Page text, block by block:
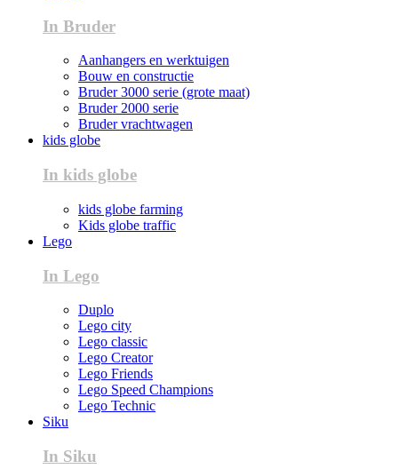
In Bruder
Aanhangers en werktuigen
Bouw en constructie
Bruder 3000 serie (grote maat)
Bruder 2000 serie
Bruder vrachtwagen
kids globe
In kids globe
kids globe farming
Kids globe traffic
Lego
In Lego
Duplo
Lego city
Lego classic
Lego Creator
Lego Friends
Lego Speed Champions
Lego Technic
Siku
In Siku